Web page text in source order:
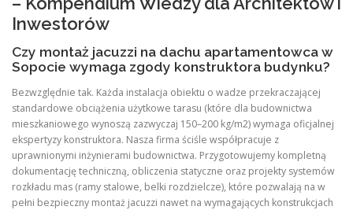
Inwestorów
Czy montaż jacuzzi na dachu apartamentowca w
Sopocie wymaga zgody konstruktora budynku?
Bezwzględnie tak. Każda instalacja obiektu o wadze przekraczającej
standardowe obciążenia użytkowe tarasu (które dla budownictwa
mieszkaniowego wynoszą zazwyczaj 150–200 kg/m2) wymaga oficjalnej
ekspertyzy konstruktora. Nasza firma ściśle współpracuje z
uprawnionymi inżynierami budownictwa. Przygotowujemy kompletną
dokumentację techniczną, obliczenia statyczne oraz projekty systemów
rozkładu mas (ramy stalowe, belki rozdzielcze), które pozwalają na w
pełni bezpieczny montaż jacuzzi nawet na wymagających konstrukcjach